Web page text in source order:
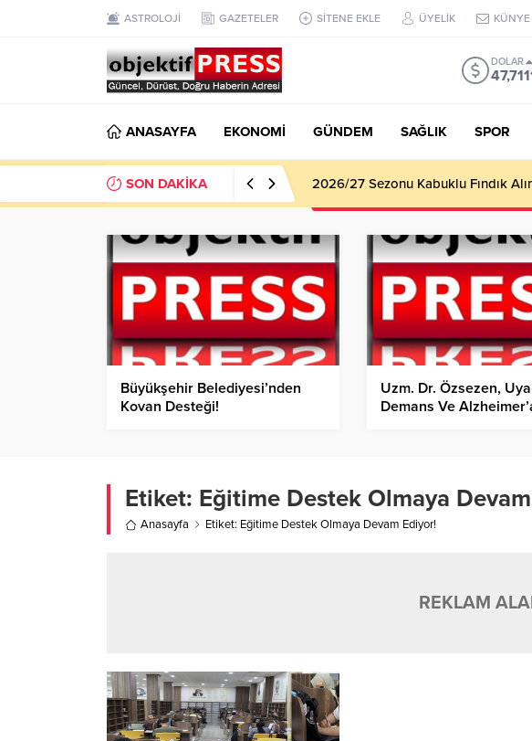
ASTROLOJİ GAZETELER SİTENE EKLE ÜYELİK KÜNYE
DOLAR
ANASAYFA EKONOMİ GÜNDEM SAĞLIK SPOR
SON DAKİKA 2026/27 Sezonu Kabuklu Fındık
Büyükşehir Belediyesi’nden
Kovan Desteği!
Uzm. Dr. Özsezen,
Demans Ve
Etiket: Eğitime Destek Olmaya
Anasayfa Etiket: Eğitime Destek Olmaya Devam Ediyor!
REKLAM